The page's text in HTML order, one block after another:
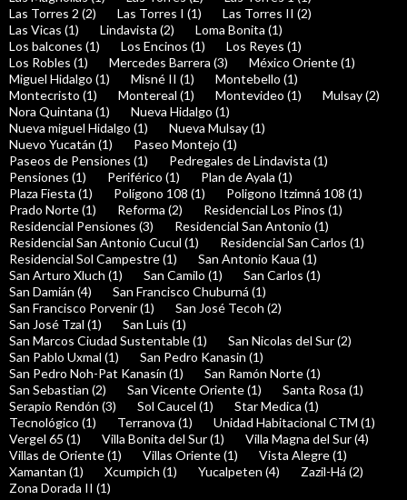
Las Torres 2 (2)
Las Torres I (1)
Las Torres II (2)
Las Vicas (1)
Lindavista (2)
Loma Bonita (1)
Los balcones (1)
Los Encinos (1)
Los Reyes (1)
Los Robles (1)
Mercedes Barrera (3)
México Oriente (1)
Miguel Hidalgo (1)
Misné II (1)
Montebello (1)
Montecristo (1)
Montereal (1) Montevideo (1)
Mulsay (2)
Nora Quintana (1)
Nueva Hidalgo (1)
Nueva miguel Hidalgo (1)
Nueva Mulsay (1)
Nuevo Yucatán (1)
Paseo Montejo (1)
Paseos de Pensiones (1)
Pedregales de Lindavista (1)
Pensiones (1)
Periférico (1)
Plan de Ayala (1)
Plaza Fiesta (1)
Polígono 108 (1)
Poligono Itzimná 108 (1)
Prado Norte (1)
Reforma (2)
Residencial Los Pinos (1)
Residencial Pensiones (3)
Residencial San Antonio (1)
Residencial San Antonio Cucul (1)
Residencial San Carlos (1)
Residencial Sol Campestre (1)
San Antonio Kaua (1)
San Arturo Xluch (1)
San Camilo (1)
San Carlos (1)
San Damián (4)
San Francisco Chuburná (1)
San Francisco Porvenir (1)
San José Tecoh (2)
San José Tzal (1)
San Luis (1)
San Marcos Ciudad Sustentable (1)
San Nicolas del Sur (2)
San Pablo Uxmal (1)
San Pedro Kanasin (1)
San Pedro Noh-Pat Kanasín (1)
San Ramón Norte (1)
San Sebastian (2)
San Vicente Oriente (1)
Santa Rosa (1)
Serapio Rendón (3)
Sol Caucel (1)
Star Medica (1)
Tecnológico (1)
Terranova (1)
Unidad Habitacional CTM (1)
Vergel 65 (1)
Villa Bonita del Sur (1)
Villa Magna del Sur (4)
Villas de Oriente (1)
Villas Oriente (1)
Vista Alegre (1)
Xamantan (1)
Xcumpich (1) Yucalpeten (4)
Zazil-Há (2)
Zona Dorada II (1)